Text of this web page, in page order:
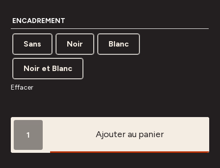
ENCADREMENT
Sans Noir Blanc
Noir et Blanc
Effacer
Carré
Ajouter au panier